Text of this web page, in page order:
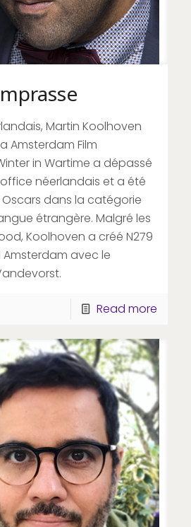
Martin Koolhoven
Amsterdam Film
in Wartime a dépassé
néerlandais et a été
dans la catégorie
étrangère. Malgré les
Koolhoven a créé N279
avec le
Read more